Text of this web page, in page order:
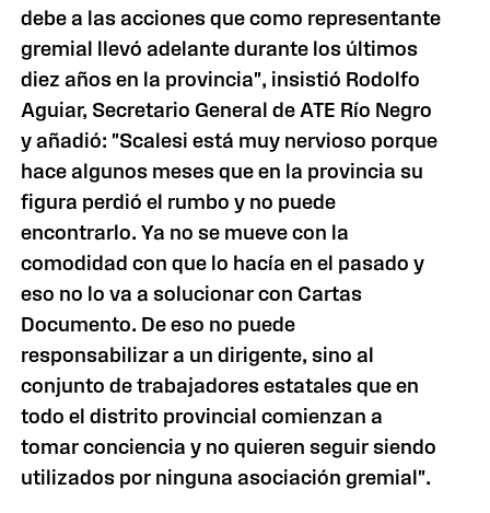
debe a las acciones que como representante
gremial llevó adelante durante los últimos
diez años en la provincia", insistió Rodolfo
Aguiar, Secretario General de ATE Río Negro
y añadió: "Scalesi está muy nervioso porque
hace algunos meses que en la provincia su
figura perdió el rumbo y no puede
encontrarlo. Ya no se mueve con la
comodidad con que lo hacía en el pasado y
eso no lo va a solucionar con Cartas
Documento. De eso no puede
responsabilizar a un dirigente, sino al
conjunto de trabajadores estatales que en
todo el distrito provincial comienzan a
tomar conciencia y no quieren seguir siendo
utilizados por ninguna asociación gremial".